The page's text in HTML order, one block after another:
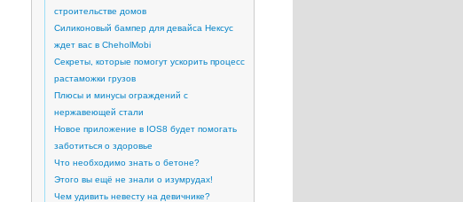
строительстве домов
Силиконовый бампер для девайса Нексус
ждет вас в CheholMobi
Секреты, которые помогут ускорить процесс
растаможки грузов
Плюсы и минусы ограждений с
нержавеющей стали
Новое приложение в IOS8 будет помогать
заботиться о здоровье
Что необходимо знать о бетоне?
Этого вы ещё не знали о изумрудах!
Чем удивить невесту на девичнике?